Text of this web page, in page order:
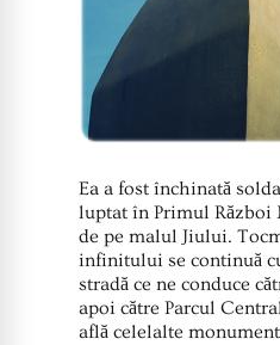
Ea a fost închinată
luptat în Primul
de pe malul Jiului.
infinitului se continuă
stradă ce ne conduce
apoi către Parcul
află celelalte